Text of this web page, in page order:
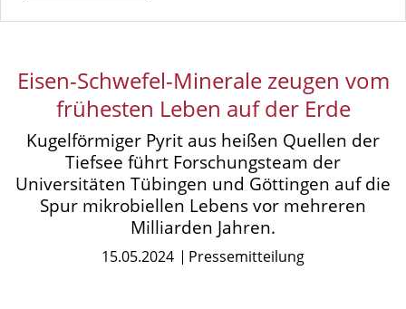
Eisen-Schwefel-Minerale zeugen vom
frühesten Leben auf der Erde
Kugelförmiger Pyrit aus heißen Quellen der
Tiefsee führt Forschungsteam der
Universitäten Tübingen und Göttingen auf die
Spur mikrobiellen Lebens vor mehreren
Milliarden Jahren.
15.05.2024 Pressemitteilung